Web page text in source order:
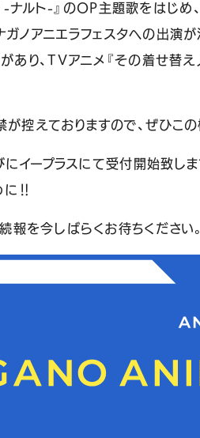
ト-』のOP主題歌をはじめ
ノアニエラフェスタへの出演が
、TVアニメ『その着せ替え
控えておりますので、ぜひこ
イープラスにて受付開始致しま
に‼
を今しばらくお待ちください。